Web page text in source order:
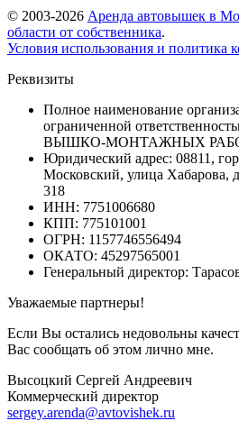
© 2003-2026 Аренда автовышек в
области от собственника.
Условия использования и политика
Реквизиты
Полное наименование
ограниченной
ВЫШКО-МОНТАЖНЫХ
Юридический адрес: 08811,
Московский, улица Хабарова,
318
ИНН: 7751006680
КПП: 775101001
ОГРН: 1157746556494
ОКАТО: 45297565001
Генеральный директор:
Уважаемые партнеры!
Если Вы остались недовольны
Вас сообщать об этом лично мне.
Высоцкий Сергей Андреевич
Коммерческий директор
sergey.arenda@avtovishek.ru